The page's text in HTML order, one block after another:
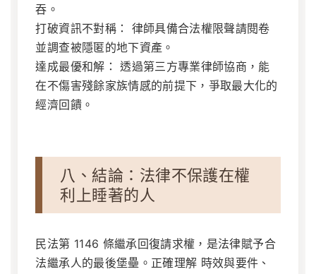
吞。
打破資訊不對稱：
律師具備合法權限聲請閱卷
並調查被隱匿的地下資產。
達成最優和解： 透過第三方專業律師協商，能
在不傷害殘餘家族情感的前提下，爭取最大化的
經濟回饋。
八、結論：法律不保護在權
利上睡著的人
民法第 1146 條繼承回復請求權，是法律賦予合
法繼承人的最後堡壘。正確理解 時效與要件、